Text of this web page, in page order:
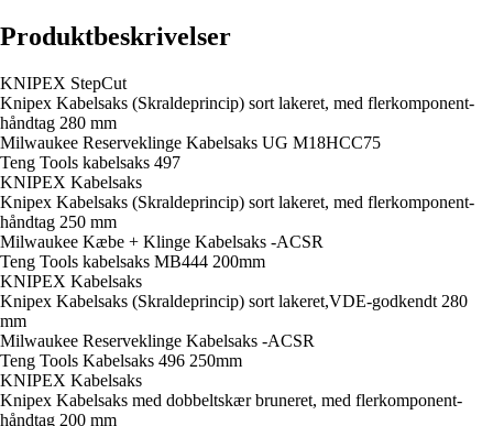
Produktbeskrivelser
KNIPEX StepCut
Knipex Kabelsaks (Skraldeprincip) sort lakeret, med flerkomponent-
håndtag 280 mm
Milwaukee Reserveklinge Kabelsaks UG M18HCC75
Teng Tools kabelsaks 497
KNIPEX Kabelsaks
Knipex Kabelsaks (Skraldeprincip) sort lakeret, med flerkomponent-
håndtag 250 mm
Milwaukee Kæbe + Klinge Kabelsaks -ACSR
Teng Tools kabelsaks MB444 200mm
KNIPEX Kabelsaks
Knipex Kabelsaks (Skraldeprincip) sort lakeret,VDE-godkendt 280
mm
Milwaukee Reserveklinge Kabelsaks -ACSR
Teng Tools Kabelsaks 496 250mm
KNIPEX Kabelsaks
Knipex Kabelsaks med dobbeltskær bruneret, med flerkomponent-
håndtag 200 mm